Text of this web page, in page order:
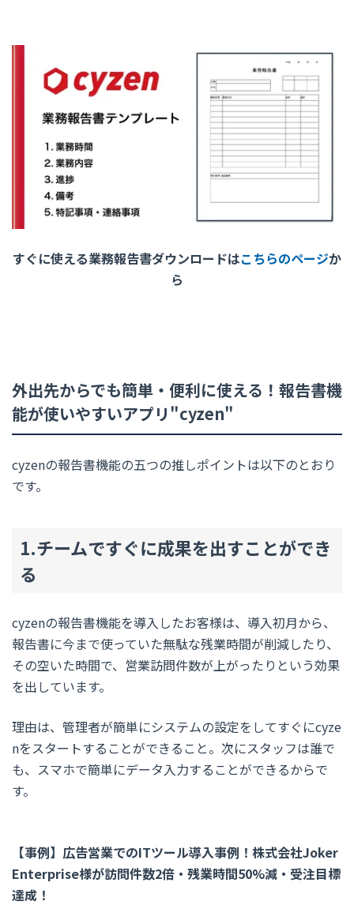
すぐに使える業務報告書ダウンロードはこちらのページか
ら
外出先からでも簡単・便利に使える！報告書機
能が使いやすいアプリ"cyzen"
cyzenの報告書機能の五つの推しポイントは以下のとおり
です。
1.チームですぐに成果を出すことができ
る
cyzenの報告書機能を導入したお客様は、導入初月から、
報告書に今まで使っていた無駄な残業時間が削減したり、
その空いた時間で、営業訪問件数が上がったりという効果
を出しています。
理由は、管理者が簡単にシステムの設定をしてすぐにcyze
nをスタートすることができること。次にスタッフは誰で
も、スマホで簡単にデータ入力することができるからで
す。
【事例】広告営業でのITツール導入事例！株式会社Joker
Enterprise様が訪問件数2倍・残業時間50%減・受注目標
達成！